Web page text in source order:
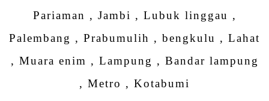
Pariaman , Jambi , Lubuk linggau ,
Palembang , Prabumulih , bengkulu , Lahat
, Muara enim , Lampung , Bandar lampung
, Metro , Kotabumi